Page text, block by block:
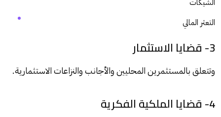
الشيكات
التعثر المالي
3- قضايا الاستثمار
وتتعلق بالمستثمرين المحليين والأجانب والنزاعات الاستثمارية.
4- قضايا الملكية الفكرية